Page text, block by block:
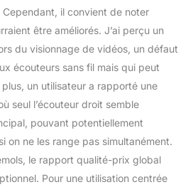
il convient de noter
être améliorés. J’ai perçu un
du visionnage de vidéos, un défaut
écouteurs sans fil mais qui peut
un utilisateur a rapporté une
seul l’écouteur droit semble
pouvant potentiellement
on ne les range pas simultanément.
le rapport qualité-prix global
Pour une utilisation centrée